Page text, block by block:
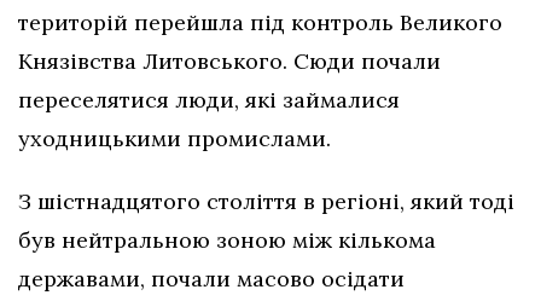
територій перейшла під контроль Великого
Князівства Литовського. Сюди почали
переселятися люди, які займалися
уходницькими промислами.
З шістнадцятого століття в регіоні, який тоді
був нейтральною зоною між кількома
державами, почали масово осідати